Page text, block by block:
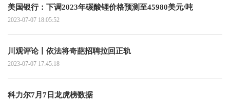
美国银行：下调2023年碳酸锂价格预测至45980美元/吨
2023-07-07 18:05:52
川观评论丨依法将奇葩招聘拉回正轨
2023-07-07 17:45:18
科力尔7月7日龙虎榜数据